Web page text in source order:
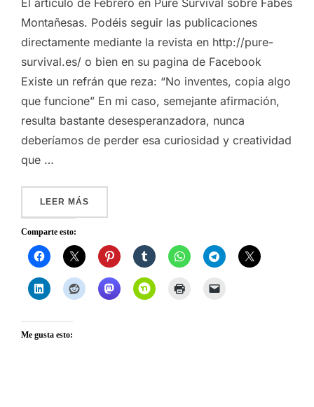
Montañesas. Podéis seguir las publicaciones
directamente mediante la revista en http://pure-
survival.es/ o bien en su pagina de Facebook
Existe un refrán que reza: “No inventes, copia algo
que funcione” En mi caso, semejante afirmación,
resulta bastante desesperanzadora, nunca
deberíamos de perder esa curiosidad y creatividad
que …
LEER MÁS
Comparte esto:
Me gusta esto: